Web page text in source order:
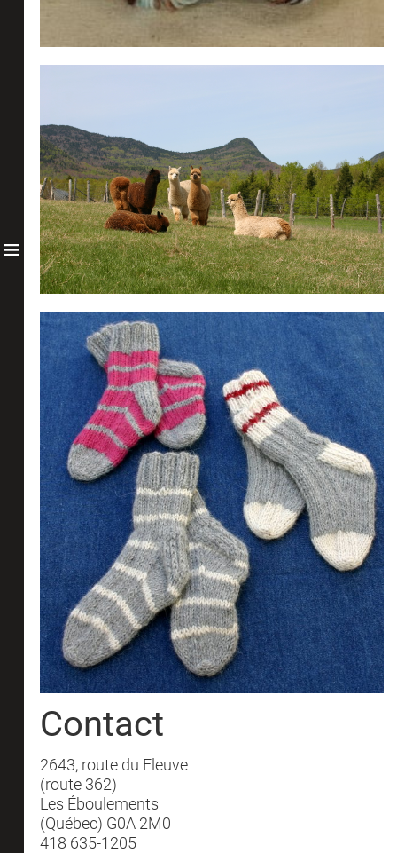
Contact
2643, route du Fleuve
(route 362)
Les Éboulements
(Québec) G0A 2M0
418 635-1205